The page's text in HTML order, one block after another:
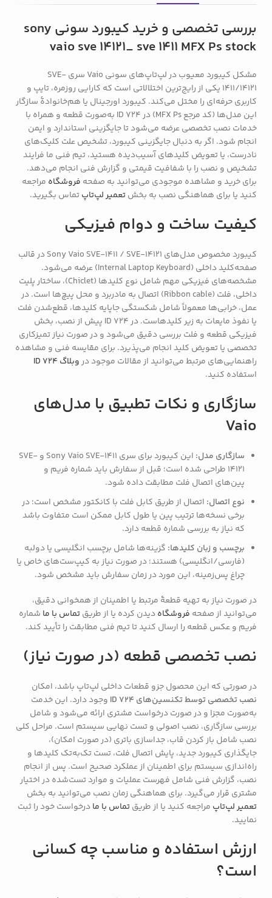
بررسی تخصصی و خرید کیبورد سونی sony
vaio sve 14121_ sve 1411 MFX Ps stock
مشکل کیبورد معیوب در لپ‌تاپ‌های سونی Vaio سری SVE-
1411/14121 یکی از رایج‌ترین اختلالاتی است که کارایی روزمره، تایپ و
کاربری حرفه‌ای را مختل می‌کند. کیبورد اورجینال یا هم‌خانوادهٔ سازگار
این مدل‌ها (کد مرجع MFX Ps) در ID 724 به‌صورت قطعه و همراه با
خدمات نصب تخصصی عرضه می‌شود تا جایگزینی استاندارد و ایمن
انجام شود. اگر به دنبال جایگزینی کیبورد، تشخیص علت کلیک‌های
نادرست، یا تعویض کلیدهای آسیب‌دیده هستید، تیم فنی ما فرایند
تشخیص و نصب را با شفافیت قیمتی و گزارش فنی انجام می‌دهد.
برای خرید و مشاهده موجودی می‌توانید به صفحه فروشگاه مراجعه
کنید یا برای هماهنگی نصب به بخشتعمیر لپ‌تاپتماس بگیرید.
کیفیت ساخت و دوام فیزیکی
کیبورد مخصوص مدل‌های Sony Vaio SVE-1411 / SVE-14121 در قالب
صفحه‌کلید داخلی (Internal Laptop Keyboard) عرضه می‌شود.
مشخصه‌های فیزیکی مهم شامل نوع کلیدها (Chiclet)، ساختار پلیت
داخلی، فلت (Ribbon cable) اتصال به مادربرد و محل پیچ‌ها است. در
عمل، خرابی‌ها معمولاً شامل شکستگی جاپایه کلیدها، قطع‌شدن فلت
یا نفوذ مایعات به زیر کلیدهاست. در ID 724 پیش از نصب، بخش
فیزیکی قطعه و فلت بررسی دقیق می‌شود و در صورت نیاز تمیزکاری
تخصصی یا تعویض کلید انجام می‌پذیرد. برای مقایسه فنی و مشاهده
راهنمایی‌های مرتبط می‌توانید از مقالات موجود دروبلاگ ID 724
استفاده کنید.
سازگاری و نکات تطبیق با مدل‌های
Vaio
سازگاری مدل:
این کیبورد برای سری Sony Vaio SVE-1411 و SVE-
14121 طراحی شده است؛ قبل از سفارش باید شماره فریم و
پین‌های اتصال فلت مطابقت داده شود.
نوع اتصال: اتصال از طریق کابل فلت با کانکتور مشخص است؛ در
برخی نسخه‌ها ترتیب پین یا طول کابل ممکن است متفاوت باشد
که نیاز به بررسی شماره قطعه دارد.
برچسب و زبان کلیدها: گزینه‌ها شامل برچسب انگلیسی یا دولبه
(فارسی/انگلیسی) هستند؛ در صورت نیاز به کیپ‌ست‌های خاص یا
چراغ پس‌زمینه، این مورد در زمان سفارش باید مشخص شود.
در صورت نیاز به تهیه قطعهٔ مرتبط یا اطمینان از همخوانی دقیق،
می‌توانید از صفحه فروشگاهدیدن کرده یا از طریقتماس با ما شماره
فریم و عکس قطعه را ارسال کنید تا تیم فنی مطابقت را تأیید کند.
نصب تخصصی قطعه (در صورت نیاز)
در صورتی که این محصول جزو قطعات داخلی لپ‌تاپ باشد، امکان
نصب تخصصی توسط تکنسین‌های ID 724
وجود دارد. این خدمت
به‌صورت مجزا و در صورت درخواست مشتری ارائه می‌شود و شامل
بررسی سازگاری، نصب اصولی و تست نهایی سیستم است. مراحل کلی
نصب شامل باز کردن قاب، جداسازی باتری (در صورت امکان)،
جایگذاری کیبورد جدید، پایش اتصال فلت، تست تک‌به‌تک کلیدها و
راه‌اندازی سیستم برای اطمینان از عملکرد صحیح است. پس از انجام
نصب، گزارش فنی شامل فهرست عملیات و موارد تست‌شده در اختیار
مشتری قرار می‌گیرد. برای هماهنگی زمان نصب می‌توانید به بخش
تعمیر لپ‌تاپ مراجعه کنید یا از طریقتماس با مادرخواست خود را ثبت
نمایید.
ارزش استفاده و مناسب چه کسانی
است؟